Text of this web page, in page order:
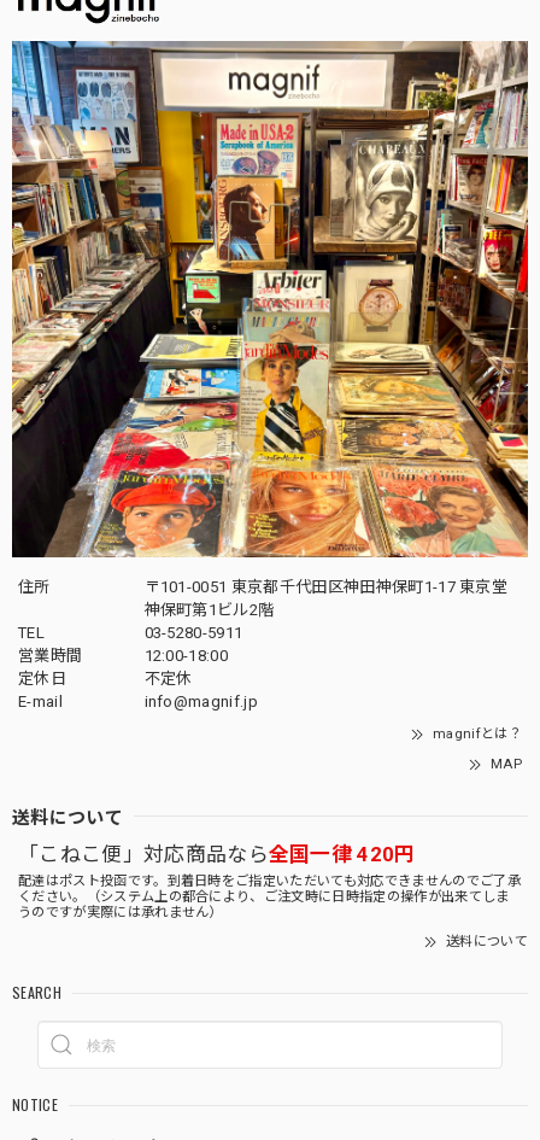
住所
〒101-0051 東京都千代田区神田神保町1-17 東京堂
神保町第1ビル2階
TEL
03-5280-5911
営業時間
12:00-18:00
定休日
不定休
E-mail
info@magnif.jp
magnifとは？
MAP
送料について
「こねこ便」対応商品なら全国一律 420円
配達はポスト投函です。到着日時をご指定いただいても対応できませんのでご了承
ください。（システム上の都合により、ご注文時に日時指定の操作が出来てしま
うのですが実際には承れません）
送料について
SEARCH
NOTICE